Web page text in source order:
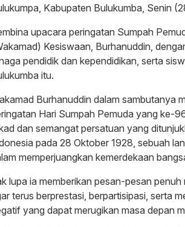
Kabupaten Bulukumba, Senin
upacara peringatan Sumpah
Kesiswaan, Burhanuddin,
pendidik dan kependidikan, serta
itu.
Burhanuddin dalam sambutanya
Hari Sumpah Pemuda yang ke-
dan semangat persatuan yang
pada 28 Oktober 1928, sebuah
memperjuangkan kemerdekaan
lupa ia memberikan pesan-pesan
terus berprestasi, berpartisipasi, serta
yang dapat merugikan masa depan